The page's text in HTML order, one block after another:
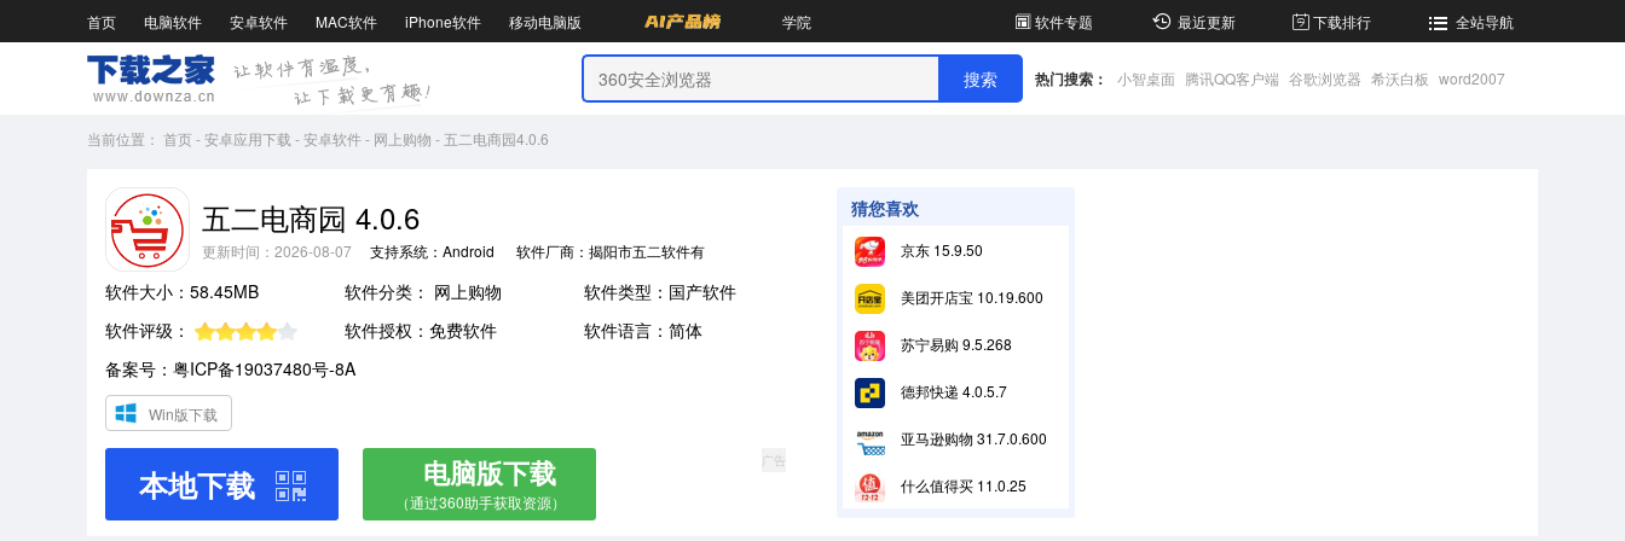
首页 电脑软件 安卓软件 MAC软件 iPhone软件 移动电脑版 学院 软件专题 最近更新 下载排行 全站导航
热门搜索： 小智桌面 腾讯QQ客户端 谷歌浏览器 希沃白板 word2007
当前位置： 首页-安卓应用下载 -安卓软件- 网上购物 - 五二电商园4.0.6
五二电商园 4.0.6
更新时间：2026-08-07 支持系统：Android 软件厂商：揭阳市五二软件有限公司
软件大小：58.45MB 软件分类： 网上购物
软件类型：国产软件
软件评级：
软件授权：免费软件
软件语言：简体
备案号：粤ICP备19037480号-8A
Win版下载
本地下载 电脑版下载
（通过360助手获取资源）
广告
猜您喜欢
京东 15.9.50
美团开店宝 10.19.600
苏宁易购 9.5.268
德邦快递 4.0.5.7
亚马逊购物 31.7.0.600
什么值得买 11.0.25